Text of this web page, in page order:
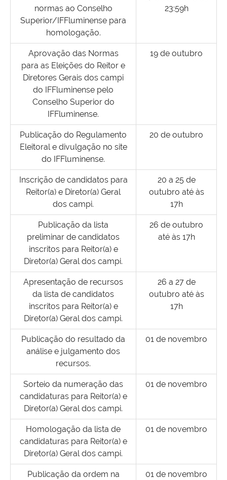
normas ao Conselho
Superior/IFFluminense para
homologação.
23:59h
Aprovação das Normas
para as Eleições do Reitor e
Diretores Gerais dos campi
do IFFluminense pelo
Conselho Superior do
IFFluminense.
19 de outubro
Publicação do Regulamento
Eleitoral e divulgação no site
do IFFluminense.
20 de outubro
Inscrição de candidatos para
Reitor(a) e Diretor(a) Geral
dos campi.
20 a 25 de
outubro até às
17h
Publicação da lista
preliminar de candidatos
inscritos para Reitor(a) e
Diretor(a) Geral dos campi.
26 de outubro
até às 17h
Apresentação de recursos
da lista de candidatos
inscritos para Reitor(a) e
Diretor(a) Geral dos campi.
26 a 27 de
outubro até às
17h
Publicação do resultado da
análise e julgamento dos
recursos.
01 de novembro
Sorteio da numeração das
candidaturas para Reitor(a) e
Diretor(a) Geral dos campi.
01 de novembro
Homologação da lista de
candidaturas para Reitor(a) e
Diretor(a) Geral dos campi.
01 de novembro
Publicação da ordem na 01 de novembro